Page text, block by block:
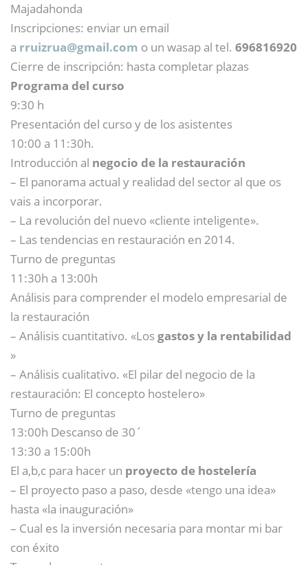
Majadahonda
Inscripciones: enviar un email
a rruizrua@gmail.com o un wasap al tel. 696816920
Cierre de inscripción: hasta completar plazas
Programa del curso
9:30 h
Presentación del curso y de los asistentes
10:00 a 11:30h.
Introducción al negocio de la restauración
– El panorama actual y realidad del sector al que os
vais a incorporar.
– La revolución del nuevo «cliente inteligente».
– Las tendencias en restauración en 2014.
Turno de preguntas
11:30h a 13:00h
Análisis para comprender el modelo empresarial de
la restauración
– Análisis cuantitativo. «Los gastos y la rentabilidad
»
– Análisis cualitativo. «El pilar del negocio de la
restauración: El concepto hostelero»
Turno de preguntas
13:00h Descanso de 30´
13:30 a 15:00h
El a,b,c para hacer un proyecto de hostelería
– El proyecto paso a paso, desde «tengo una idea»
hasta «la inauguración»
– Cual es la inversión necesaria para montar mi bar
con éxito